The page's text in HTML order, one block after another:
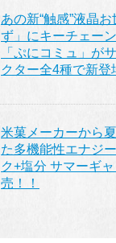
あの新“触感”液晶
ず」にキーチェー
「ぷにコミュ」が
クター全4種で新登
米菓メーカーから
た多機能性エナジ
ク+塩分 サマーギ
売！！